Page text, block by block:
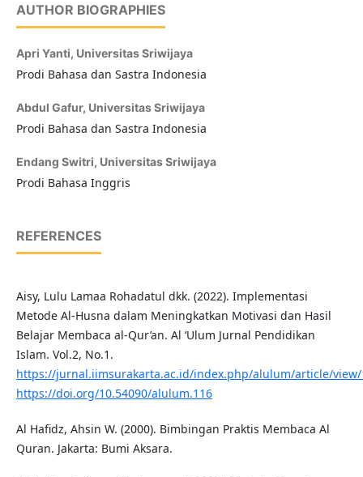
AUTHOR BIOGRAPHIES
Apri Yanti, Universitas Sriwijaya
Prodi Bahasa dan Sastra Indonesia
Abdul Gafur, Universitas Sriwijaya
Prodi Bahasa dan Sastra Indonesia
Endang Switri, Universitas Sriwijaya
Prodi Bahasa Inggris
REFERENCES
Aisy, Lulu Lamaa Rohadatul dkk. (2022). Implementasi
Metode Al-Husna dalam Meningkatkan Motivasi dan Hasil
Belajar Membaca al-Qur’an. Al ‘Ulum Jurnal Pendidikan
Islam. Vol.2, No.1.
https://jurnal.iimsurakarta.ac.id/index.php/alulum/article/view/
https://doi.org/10.54090/alulum.116
Al Hafidz, Ahsin W. (2000). Bimbingan Praktis Membaca Al
Quran. Jakarta: Bumi Aksara.